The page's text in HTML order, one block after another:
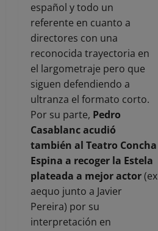
español y todo un
referente en cuanto a
directores con una
reconocida trayectoria en
el largometraje pero que
siguen defendiendo a
ultranza el formato corto.
Por su parte, Pedro
Casablanc acudió
también al Teatro Concha
Espina a recoger la Estela
plateada a mejor actor(ex
aequo junto a Javier
Pereira) por su
interpretación en